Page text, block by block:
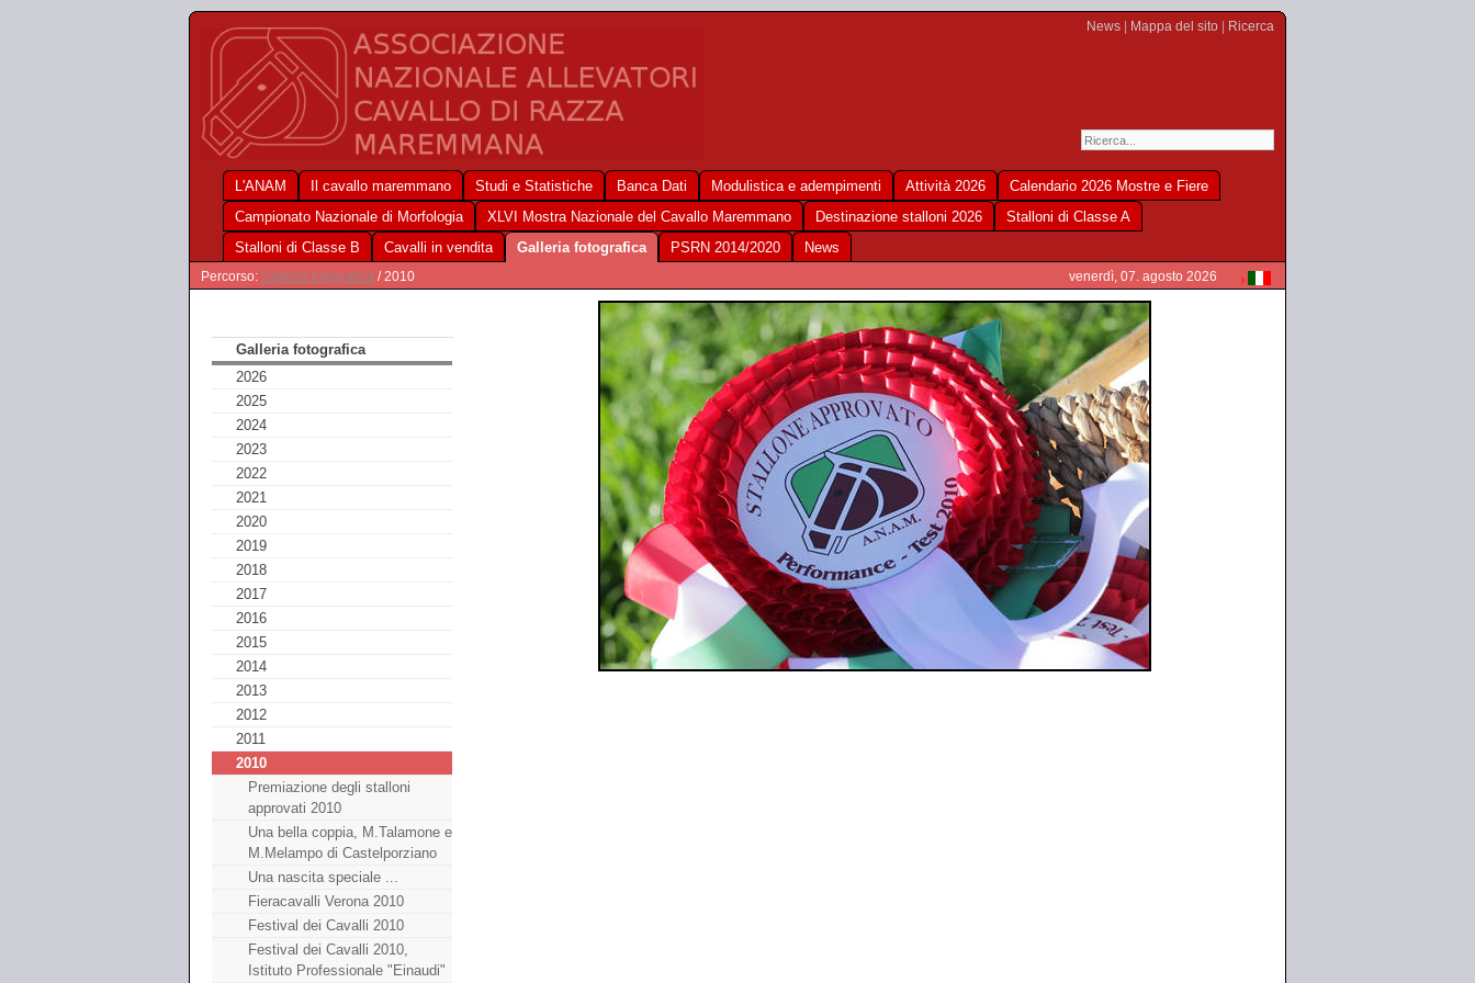
News Mappa del sito Ricerca
L'ANAM Il cavallo maremmano Studi e Statistiche Banca Dati Modulistica e adempimenti Attività 2026
Calendario 2026 Mostre e Fiere
Campionato Nazionale di Morfologia
XLVI Mostra Nazionale del Cavallo Maremmano Destinazione stalloni 2026
Stalloni di Classe A
Stalloni di Classe B
Cavalli in vendita Galleria fotografica PSRN 2014/2020 News
Percorso: Galleria fotografica / 2010 venerdì, 07. agosto 2026
Galleria fotografica
2026
2025
2024
2023
2022
2021
2020
2019
2018
2017
2016
2015
2014
2013
2012
2011
2010
Premiazione degli stalloni
approvati 2010
Una bella coppia, M.Talamone e
M.Melampo di Castelporziano
Una nascita speciale ...
Fieracavalli Verona 2010
Festival dei Cavalli 2010
Festival dei Cavalli 2010,
Istituto Professionale "Einaudi"